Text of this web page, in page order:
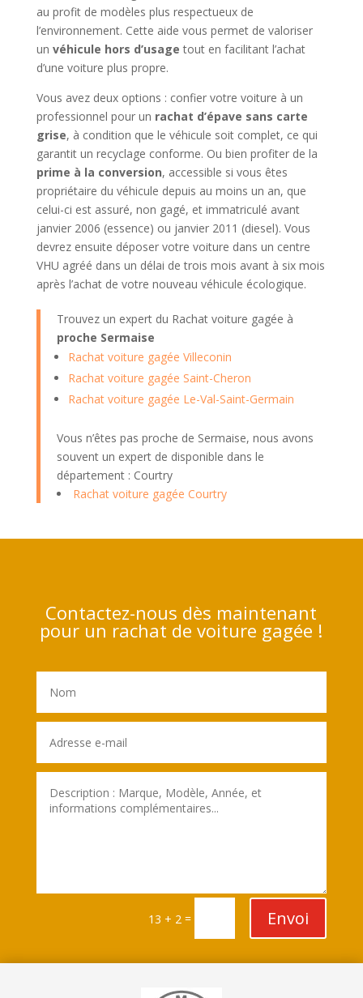
au profit de modèles plus respectueux de
l’environnement. Cette aide vous permet de valoriser
un véhicule hors d’usage tout en facilitant l’achat
d’une voiture plus propre.
Vous avez deux options : confier votre voiture à un
professionnel pour un rachat d’épave sans carte
grise, à condition que le véhicule soit complet, ce qui
garantit un recyclage conforme. Ou bien profiter de la
prime à la conversion, accessible si vous êtes
propriétaire du véhicule depuis au moins un an, que
celui-ci est assuré, non gagé, et immatriculé avant
janvier 2006 (essence) ou janvier 2011 (diesel). Vous
devrez ensuite déposer votre voiture dans un centre
VHU agréé dans un délai de trois mois avant à six mois
après l’achat de votre nouveau véhicule écologique.
Trouvez un expert du Rachat voiture gagée à
proche Sermaise
Rachat voiture gagée Villeconin
Rachat voiture gagée Saint-Cheron
Rachat voiture gagée Le-Val-Saint-Germain
Vous n’êtes pas proche de Sermaise, nous avons
souvent un expert de disponible dans le
département : Courtry
Rachat voiture gagée Courtry
Contactez-nous dès maintenant
pour un rachat de voiture gagée !
13 + 2 = Envoi